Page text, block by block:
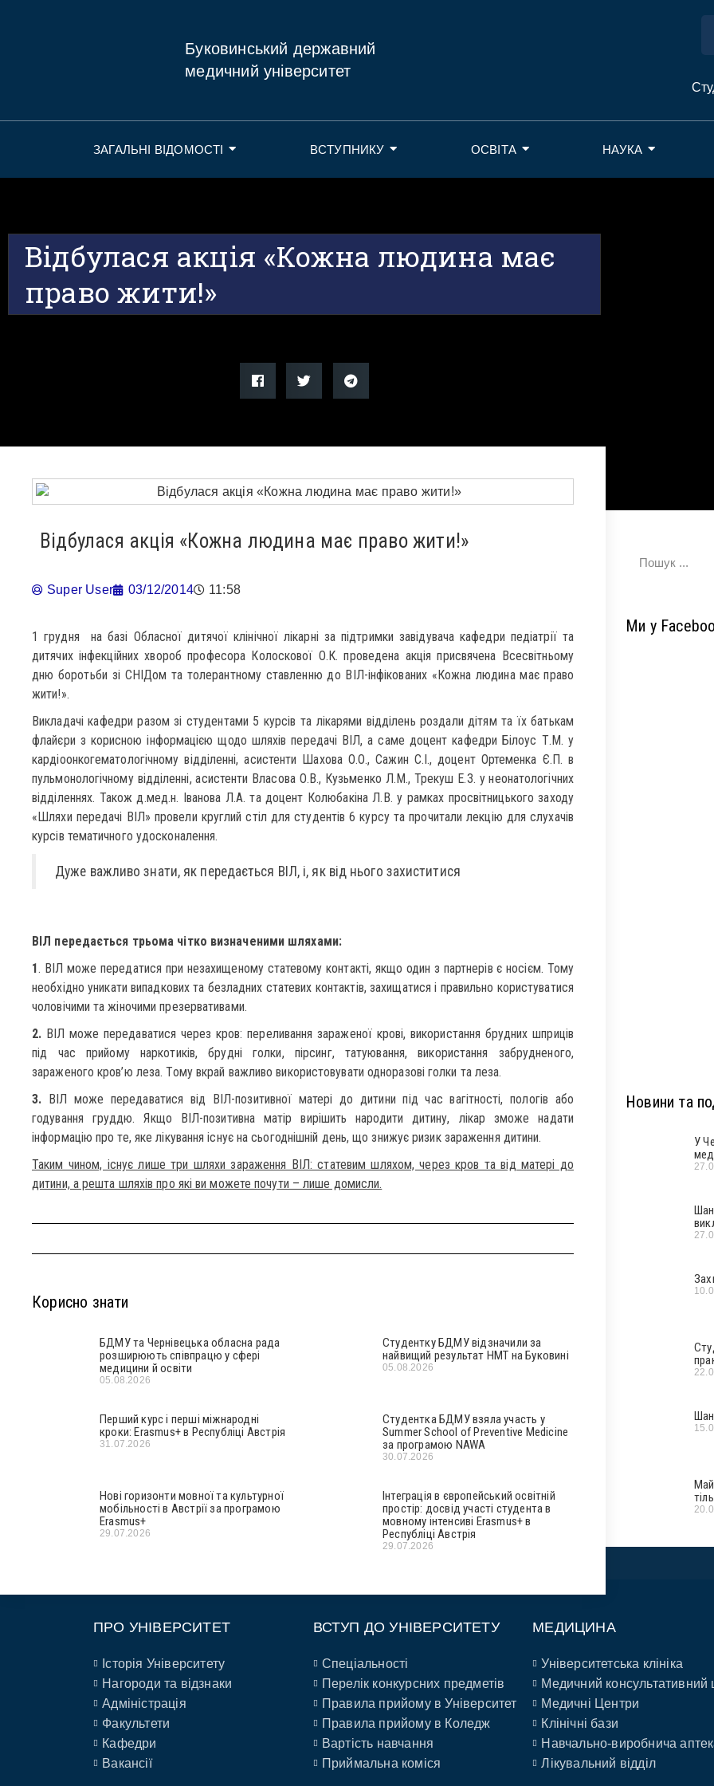
Буковинський державний
медичний університет
ЗАГАЛЬНІ ВІДОМОСТІ ВСТУПНИКУ ОСВІТА НАУКА
Відбулася акція «Кожна людина має
право жити!»
Відбулася акція «Кожна людина має право жити!»
Super User 03/12/2014 11:58
1 грудня на базі Обласної дитячої клінічної лікарні за підтримки завідувача кафедри педіатрії та
дитячих інфекційних хвороб професора Колоскової О.К. проведена акція присвячена Всесвітньому
дню боротьби зі СНІДом та толерантному ставленню до ВІЛ-інфікованих «Кожна людина має право
жити!».
Викладачі кафедри разом зі студентами 5 курсів та лікарями відділень роздали дітям та їх батькам
флайєри з корисною інформацією щодо шляхів передачі ВІЛ, а саме доцент кафедри Білоус Т.М. у
кардіоонкогематологічному відділенні, асистенти Шахова О.О., Сажин С.І., доцент Ортеменка Є.П. в
пульмонологічному відділенні, асистенти Власова О.В., Кузьменко Л.М., Трекуш Е.З. у неонатологічних
відділеннях. Також д.мед.н. Іванова Л.А. та доцент Колюбакіна Л.В. у рамках просвітницького заходу
«Шляхи передачі ВІЛ» провели круглий стіл для студентів 6 курсу та прочитали лекцію для слухачів
курсів тематичного удосконалення.
Дуже важливо знати, як передається ВІЛ, і, як від нього захиститися
ВІЛ передається трьома чітко визначеними шляхами:
1. ВІЛ може передатися при незахищеному статевому контакті, якщо один з партнерів є носієм. Тому
необхідно уникати випадкових та безладних статевих контактів, захищатися і правильно користуватися
чоловічими та жіночими презервативами.
2. ВІЛ може передаватися через кров: переливання зараженої крові, використання брудних шприців
під час прийому наркотиків, брудні голки, пірсинг, татуювання, використання забрудненого,
зараженого кров’ю леза. Тому вкрай важливо використовувати одноразові голки та леза.
3. ВІЛ може передаватися від ВІЛ-позитивної матері до дитини під час вагітності, пологів або
годування груддю. Якщо ВІЛ-позитивна матір вирішить народити дитину, лікар зможе надати
інформацію про те, яке лікування існує на сьогоднішній день, що знижує ризик зараження дитини.
Таким чином, існує лише три шляхи зараження ВІЛ: статевим шляхом, через кров та від матері до
дитини, а решта шляхів про які ви можете почути – лише домисли.
Корисно знати
БДМУ та Чернівецька обласна рада
розширюють співпрацю у сфері
медицини й освіти
05.08.2026
Студентку БДМУ відзначили за
найвищий результат НМТ на Буковині
05.08.2026
Перший курс і перші міжнародні
кроки: Erasmus+ в Республіці Австрія
31.07.2026
Студентка БДМУ взяла участь у
Summer School of Preventive Medicine
за програмою NAWA
30.07.2026
Нові горизонти мовної та культурної
мобільності в Австрії за програмою
Erasmus+
29.07.2026
Інтеграція в європейський освітній
простір: досвід участі студента в
мовному інтенсиві Erasmus+ в
Республіці Австрія
29.07.2026
Ми у
Новини та
У
ПРО УНІВЕРСИТЕТ
Історія Університету
Нагороди та відзнаки
Адміністрація
Факультети
Кафедри
Вакансії
ВСТУП ДО УНІВЕРСИТЕТУ
Спеціальності
Перелік конкурсних предметів
Правила прийому в Університет
Правила прийому в Коледж
Вартість навчання
Приймальна коміся
МЕДИЦИНА
Університетська клініка
Медичний консультативний
Медичні Центри
Клінічні бази
Навчально-виробнича
Лікувальний відділ